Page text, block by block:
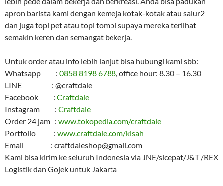
apron barista kami dengan kemeja kotak-kotak atau salur2
dan juga topi pet atau topi tompi supaya mereka terlihat
semakin keren dan semangat bekerja.
Untuk order atau info lebih lanjut bisa hubungi kami sbb:
Whatsapp : 0858 8198 6788, office hour: 8.30 – 16.30
LINE : @craftdale
Facebook : Craftdale
Instagram : Craftdale
Order 24 jam : www.tokopedia.com/craftdale
Portfolio : www.craftdale.com/kisah
Email : craftdaleshop@gmail.com
Kami bisa kirim ke seluruh Indonesia via JNE/sicepat/J&T /REX
Logistik dan Gojek untuk Jakarta